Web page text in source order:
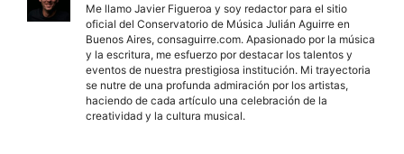
Me llamo Javier Figueroa y soy redactor para el sitio
oficial del Conservatorio de Música Julián Aguirre en
Buenos Aires, consaguirre.com. Apasionado por la música
y la escritura, me esfuerzo por destacar los talentos y
eventos de nuestra prestigiosa institución. Mi trayectoria
se nutre de una profunda admiración por los artistas,
haciendo de cada artículo una celebración de la
creatividad y la cultura musical.